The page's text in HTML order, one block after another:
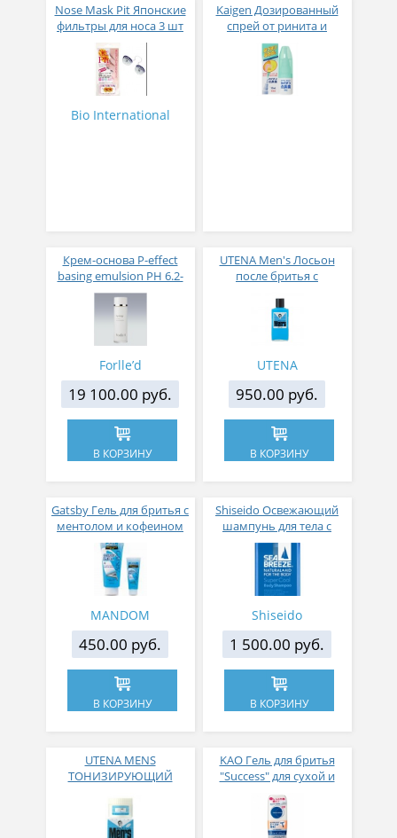
Nose Mask Pit Японские
фильтры для носа 3 шт
Bio International
Kaigen Дозированный
спрей от ринита и
аллергического
насморка 30 мл
Крем-основа P-effect
basing emulsion РН 6.2-
7.2
Forlle’d
19 100.00 руб.
В КОРЗИНУ
UTENA Men's Лосьон
после бритья с
освежающий и
увлажняющий 150 мл
UTENA
950.00 руб.
В КОРЗИНУ
Gatsby Гель для бритья с
ментолом и кофеином
205г
MANDOM
450.00 руб.
В КОРЗИНУ
Shiseido Освежающий
шампунь для тела с
ментолом Seabreeze
Super Cool 490 мл
Shiseido
1 500.00 руб.
В КОРЗИНУ
UTENA MENS
ТОНИЗИРУЮЩИЙ
ПОСЛЕ БРИТЬЯ С
ВИТАМИНОМ В6
KAO Гель для бритья
"Success" для сухой и
чувствительной кожи
210 гр